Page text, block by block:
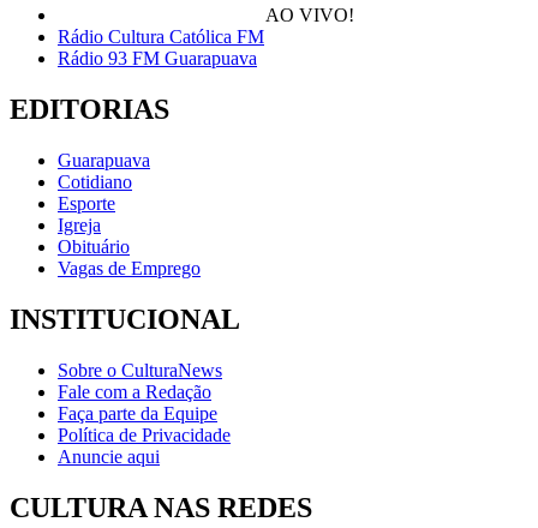
AO VIVO!
Rádio Cultura Católica FM
Rádio 93 FM Guarapuava
EDITORIAS
Guarapuava
Cotidiano
Esporte
Igreja
Obituário
Vagas de Emprego
INSTITUCIONAL
Sobre o CulturaNews
Fale com a Redação
Faça parte da Equipe
Política de Privacidade
Anuncie aqui
CULTURA NAS REDES